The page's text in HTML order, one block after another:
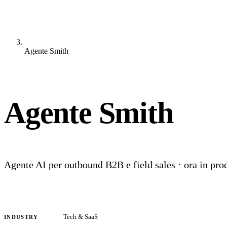
Agente Smith
Agente Smith
Agente AI per outbound B2B e field sales · ora in
INDUSTRY Tech & SaaS